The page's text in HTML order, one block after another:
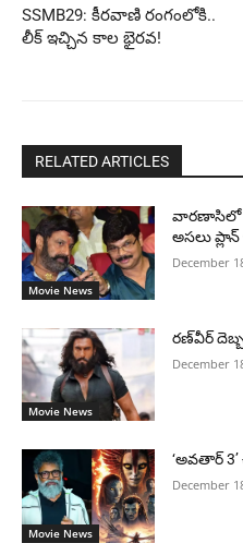
SSMB29: కీరవాణి రంగంలోకి..
లీక్ ఇచ్చిన కాల భైరవ!
RELATED ARTICLES
Movie News
వారణాసిలో
అసలు
December
Movie News
రణ్‌వీర్
December
Movie News
‘అవతార్
December